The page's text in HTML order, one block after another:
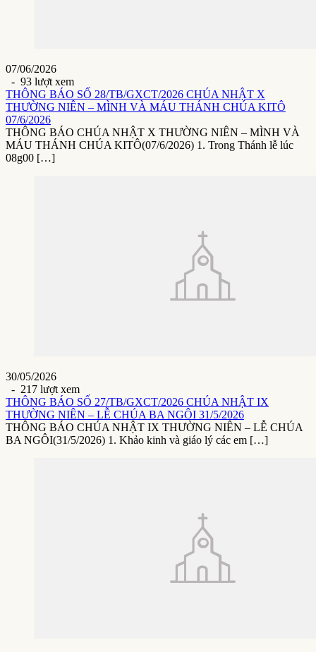
07/06/2026
- 93 lượt xem
THÔNG BÁO SỐ 28/TB/GXCT/2026 CHÚA NHẬT X
THƯỜNG NIÊN – MÌNH VÀ MÁU THÁNH CHÚA KITÔ
07/6/2026
THÔNG BÁO CHÚA NHẬT X THƯỜNG NIÊN – MÌNH VÀ
MÁU THÁNH CHÚA KITÔ(07/6/2026) 1. Trong Thánh lễ lúc
08g00 […]
30/05/2026
- 217 lượt xem
THÔNG BÁO SỐ 27/TB/GXCT/2026 CHÚA NHẬT IX
THƯỜNG NIÊN – LỄ CHÚA BA NGÔI 31/5/2026
THÔNG BÁO CHÚA NHẬT IX THƯỜNG NIÊN – LỄ CHÚA
BA NGÔI(31/5/2026) 1. Khảo kinh và giáo lý các em […]